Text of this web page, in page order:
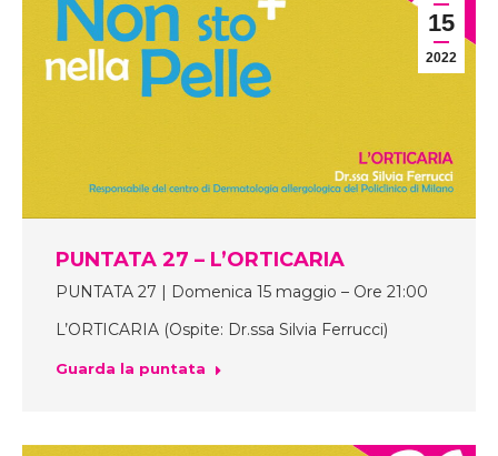
15
2022
PUNTATA 27 – L’ORTICARIA
PUNTATA 27 | Domenica 15 maggio – Ore 21:00
L’ORTICARIA (Ospite: Dr.ssa Silvia Ferrucci)
Guarda la puntata